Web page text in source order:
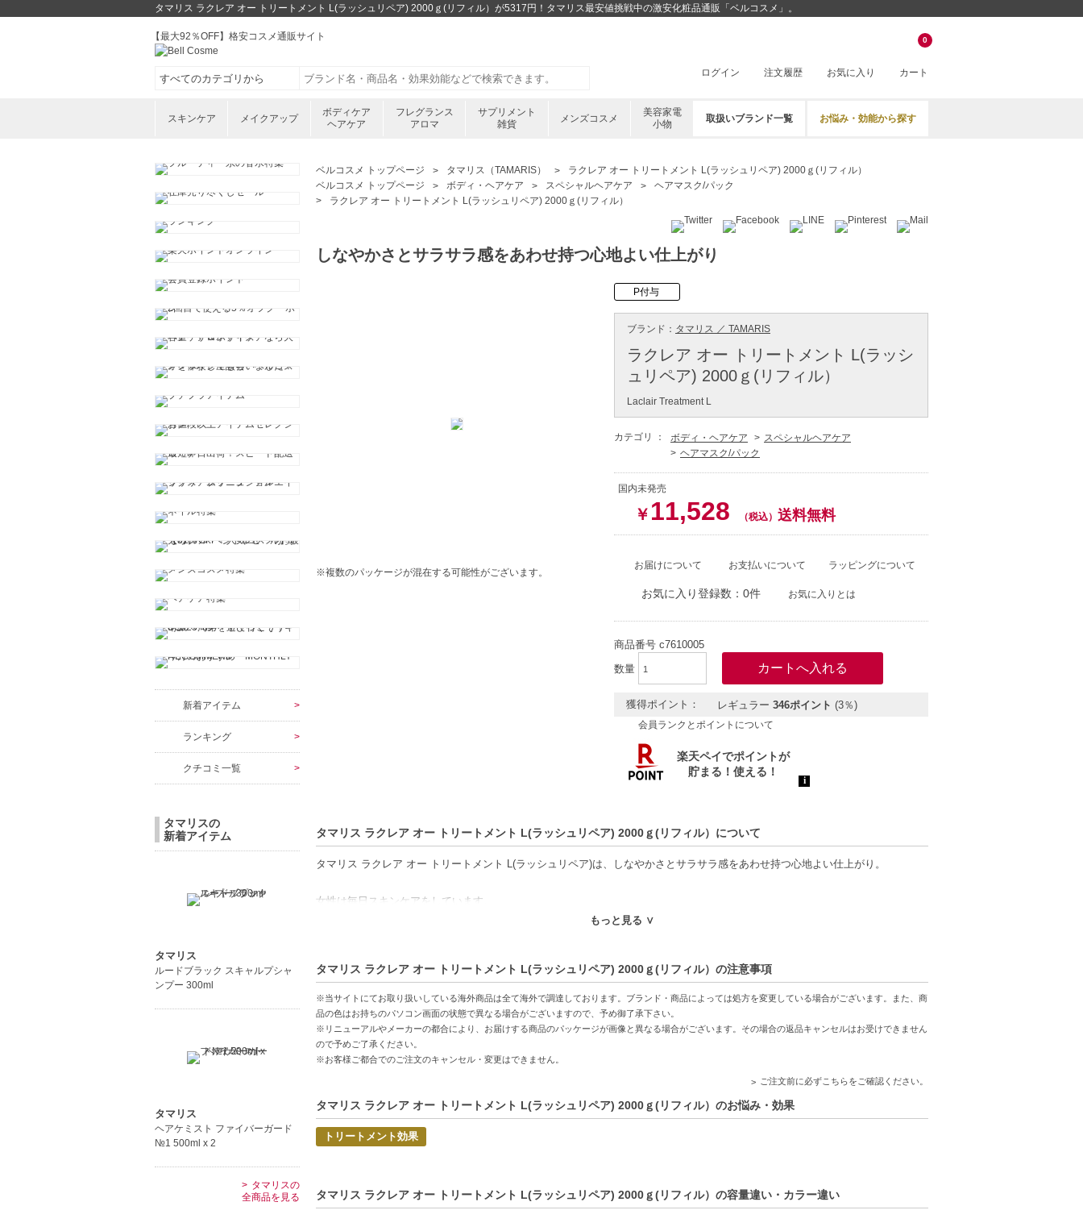
タマリス ラクレア オー トリートメント L(ラッシュリペア) 2000ｇ(リフィル）が5317円！タマリス最安値挑戦中の激安化粧品通販「ベルコスメ」。
【最大92％OFF】格安コスメ通販サイト
ログイン 注文履歴 お気に入り カート
0
スキンケア メイクアップ
ボディケア
ヘアケア
フレグランス
アロマ
サプリメント
雑貨
メンズコスメ
美容家電
小物
取扱いブランド一覧 お悩み・効能から探す
ベルコスメ トップページ タマリス（TAMARIS）
ラクレア オー トリートメント L(ラッシュリペア) 2000ｇ(リフィル）
ベルコスメ トップページ
ボディ・ヘアケア スペシャルヘアケア
ヘアマスク/パック
ラクレア オー トリートメント L(ラッシュリペア) 2000ｇ(リフィル）
しなやかさとサラサラ感をあわせ持つ心地よい仕上がり
※複数のパッケージが混在する可能性がございます。
P付与
ブランド： タマリス ／ TAMARIS
ラクレア オー トリートメント L(ラッシ
ュリペア) 2000ｇ(リフィル）
Laclair Treatment L
カテゴリ ： ボディ・ヘアケア
スペシャルヘアケア
ヘアマスク/パック
国内未発売
￥ 11,528 （税込） 送料無料
お届けについて お支払いについて ラッピングについて
お気に入り登録数：0件 お気に入りとは
商品番号 c7610005
数量
獲得ポイント： レギュラー 346ポイント (3％)
会員ランクとポイントについて
タマリス ラクレア オー トリートメント L(ラッシュリペア) 2000ｇ(リフィル）について
タマリス ラクレア オー トリートメント L(ラッシュリペア)は、しなやかさとサラサラ感をあわせ持つ心地よい仕上がり。
女性は毎日スキンケアをしています。
【商品の特徴】
しなやかさ-髪に潤いを与え、しなやかな印象を与えます。
サラサラ感-軽やかでまとまりやすい髪へと仕上げることで、手触りの良さが楽しめます。
天然由来成分-髪をいたわる成分が配合されており、優れた保湿効果を発揮します。
毎日のヘアケアにこだわる方
しなやかでサラサラな髪を目指す方
もっと見る ∨
タマリス ラクレア オー トリートメント L(ラッシュリペア) 2000ｇ(リフィル）の注意事項
※当サイトにてお取り扱いしている海外商品は全て海外で調達しております。ブランド・商品によっては処方を変更している場合がございます。また、商
品の色はお持ちのパソコン画面の状態で異なる場合がございますので、予め御了承下さい。
※リニューアルやメーカーの都合により、お届けする商品のパッケージが画像と異なる場合がございます。その場合の返品キャンセルはお受けできません
ので予めご了承ください。
※お客様ご都合でのご注文のキャンセル・変更はできません。
ご注文前に必ずこちらをご確認ください。
タマリス ラクレア オー トリートメント L(ラッシュリペア) 2000ｇ(リフィル）のお悩み・効果
トリートメント効果
タマリス ラクレア オー トリートメント L(ラッシュリペア) 2000ｇ(リフィル）の容量違い・カラー違い
新着アイテム
ランキング
クチコミ一覧
タマリスの
新着アイテム
タマリス
ルードブラック スキャルプシャ
ンプー 300ml
タマリス
ヘアケミスト ファイバーガード
№1 500ml x 2
タマリスの
全商品を見る